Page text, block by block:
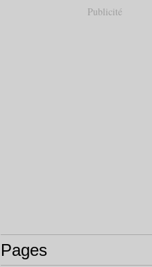
Publicité
Pages